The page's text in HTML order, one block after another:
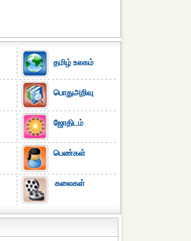
தமிழ் உலகம்
பொதுஅறிவு
ஜோதிடம்
பெண்கள்
கலைகள்